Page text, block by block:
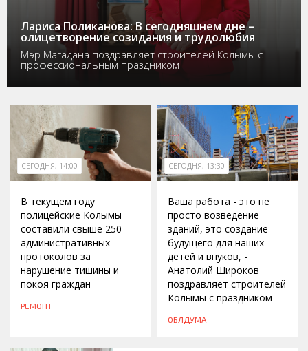
Лариса Поликанова: В сегодняшнем дне –
олицетворение созидания и трудолюбия
Мэр Магадана поздравляет строителей Колымы с
профессиональным праздником
СЕГОДНЯ, 14:00
В текущем году
полицейские Колымы
составили свыше 250
административных
протоколов за
нарушение тишины и
покоя граждан
РЕМОНТ
СЕГОДНЯ, 13:30
Ваша работа - это не
просто возведение
зданий, это создание
будущего для наших
детей и внуков, -
Анатолий Широков
поздравляет строителей
Колымы с праздником
ОБЛДУМА